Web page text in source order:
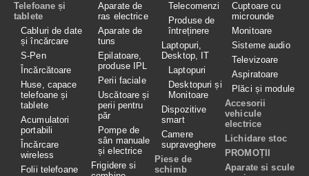
Telefoane și
tablete
Cabluri de date
și încărcare
S-Pen
Încărcătoare
Huse, capace
telefoane și
tablete
Acumulatori
portabili
Încărcare
wireless
Folii telefoane
Aparate de
ras electrice
Aparate de
tuns
Epilatoare,
produse IPL
Perii faciale
Uscătoare și
perii pentru
păr
Pompe de
sân manuale
și electrice
Frigidere si
Telecomenzi
Produse de
întreținere
Laptopuri,
Desktop, IT
Laptopuri
Desktopuri și
Monitoare
Dispozitive
smart
Camere
supraveghere
Piese de
schimb
Cuptoare cu
microunde
Monitoare
Sisteme audio
Televizoare
Aspiratoare
Plăci și module
Accesorii
vehicule
electrice
Lichidare stoc
PROMOȚII
Aparate si scule